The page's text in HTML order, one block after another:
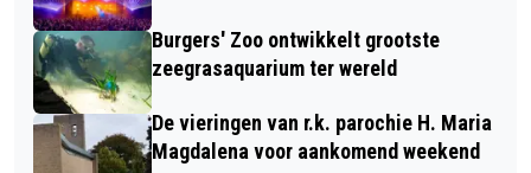
Burgers' Zoo ontwikkelt grootste
zeegrasaquarium ter wereld
De vieringen van r.k. parochie H. Maria
Magdalena voor aankomend weekend